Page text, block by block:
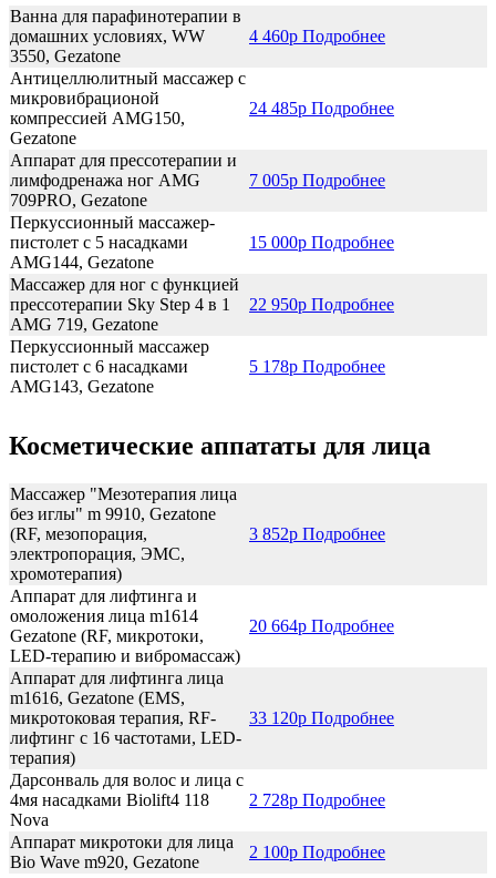
Ванна для парафинотерапии в
домашних условиях, WW
3550, Gezatone
4 460р Подробнее
Антицеллюлитный массажер с
микровибрационой
компрессией AMG150,
Gezatone
24 485р Подробнее
Аппарат для прессотерапии и
лимфодренажа ног AMG
709PRO, Gezatone
7 005р Подробнее
Перкуссионный массажер-
пистолет с 5 насадками
AMG144, Gezatone
15 000р Подробнее
Массажер для ног с функцией
прессотерапии Sky Step 4 в 1
AMG 719, Gezatone
22 950р Подробнее
Перкуcсионный массажер
пистолет с 6 насадками
AMG143, Gezatone
5 178р Подробнее
Косметические аппататы для лица
Массажер "Мезотерапия лица
без иглы" m 9910, Gezatone
(RF, мезопорация,
электропорация, ЭМС,
хромотерапия)
3 852р Подробнее
Аппарат для лифтинга и
омоложения лица m1614
Gezatone (RF, микротоки,
LED-терапию и вибромассаж)
20 664р Подробнее
Аппарат для лифтинга лица
m1616, Gezatone (EMS,
микротоковая терапия, RF-
лифтинг с 16 частотами, LED-
терапия)
33 120р Подробнее
Дарсонваль для волос и лица с
4мя насадками Biolift4 118
Nova
2 728р Подробнее
Аппарат микротоки для лица
Bio Wave m920, Gezatone
2 100р Подробнее